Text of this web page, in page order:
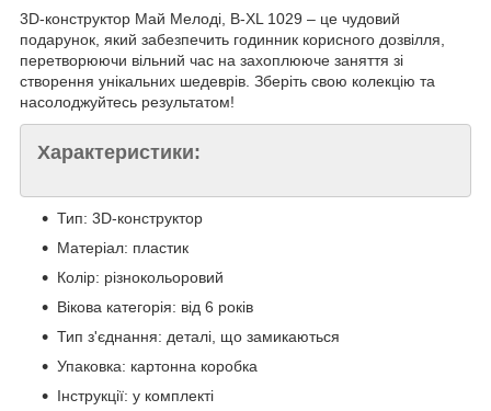
3D-конструктор Май Мелоді, B-XL 1029 – це чудовий
подарунок, який забезпечить годинник корисного дозвілля,
перетворюючи вільний час на захоплююче заняття зі
створення унікальних шедеврів. Зберіть свою колекцію та
насолоджуйтесь результатом!
Характеристики:
Тип: 3D-конструктор
Матеріал: пластик
Колір: різнокольоровий
Вікова категорія: від 6 років
Тип з'єднання: деталі, що замикаються
Упаковка: картонна коробка
Інструкції: у комплекті